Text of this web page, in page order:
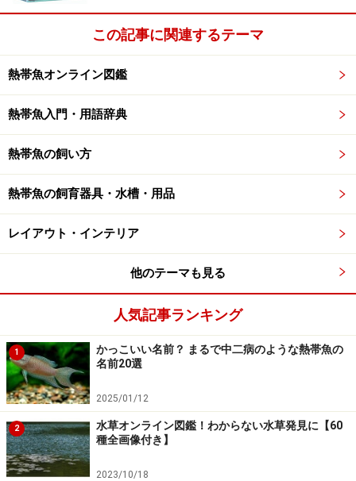
この記事に関連するテーマ
熱帯魚オンライン図鑑
熱帯魚入門・用語辞典
熱帯魚の飼い方
熱帯魚の飼育器具・水槽・用品
レイアウト・インテリア
他のテーマも見る
人気記事ランキング
1
かっこいい名前？ まるで中二病のような熱帯魚の
名前20選
2025/01/12
2
水草オンライン図鑑！わからない水草発見に【60
種全画像付き】
2023/10/18